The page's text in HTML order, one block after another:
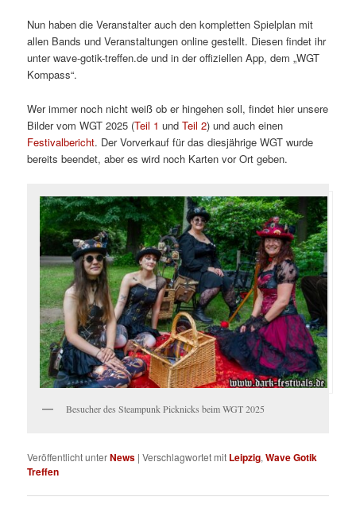
Nun haben die Veranstalter auch den kompletten Spielplan mit
allen Bands und Veranstaltungen online gestellt. Diesen findet ihr
unter wave-gotik-treffen.de und in der offiziellen App, dem „WGT
Kompass“.
Wer immer noch nicht weiß ob er hingehen soll, findet hier unsere
Bilder vom WGT 2025 (Teil 1 undTeil 2) und auch einen
Festivalbericht. Der Vorverkauf für das diesjährige WGT wurde
bereits beendet, aber es wird noch Karten vor Ort geben.
Besucher des Steampunk Picknicks beim WGT 2025
Veröffentlicht unterNews |Verschlagwortet mit Leipzig,Wave Gotik
Treffen